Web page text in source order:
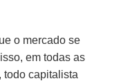
o mercado se
em todas as
todo capitalista